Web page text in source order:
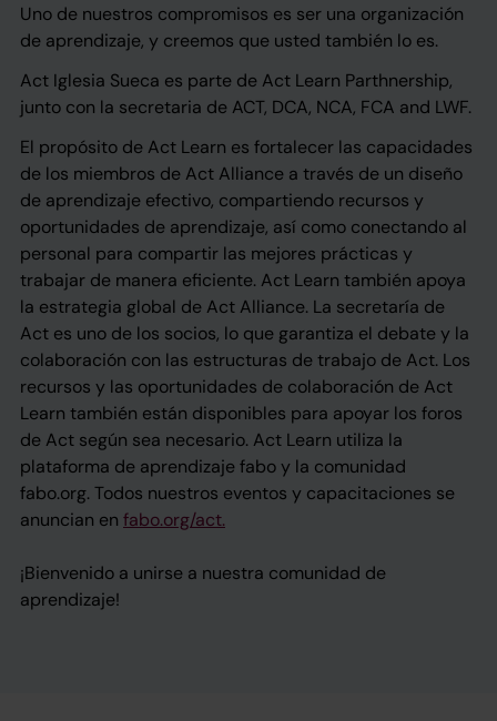
Uno de nuestros compromisos es ser una organización
de aprendizaje, y creemos que usted también lo es.
Act Iglesia Sueca es parte de Act Learn Parthnership,
junto con la secretaria de ACT, DCA, NCA, FCA and LWF.
El propósito de Act Learn es fortalecer las capacidades
de los miembros de Act Alliance a través de un diseño
de aprendizaje efectivo, compartiendo recursos y
oportunidades de aprendizaje, así como conectando al
personal para compartir las mejores prácticas y
trabajar de manera eficiente. Act Learn también apoya
la estrategia global de Act Alliance. La secretaría de
Act es uno de los socios, lo que garantiza el debate y la
colaboración con las estructuras de trabajo de Act. Los
recursos y las oportunidades de colaboración de Act
Learn también están disponibles para apoyar los foros
de Act según sea necesario. Act Learn utiliza la
plataforma de aprendizaje fabo y la comunidad
fabo.org. Todos nuestros eventos y capacitaciones se
anuncian en fabo.org/act.
¡Bienvenido a unirse a nuestra comunidad de
aprendizaje!